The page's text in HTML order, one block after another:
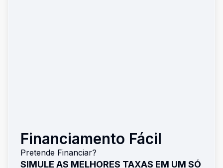
Financiamento Fácil
Pretende Financiar?
SIMULE AS MELHORES TAXAS EM UM SÓ